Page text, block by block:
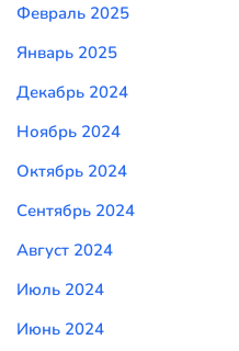
Февраль 2025
Январь 2025
Декабрь 2024
Ноябрь 2024
Октябрь 2024
Сентябрь 2024
Август 2024
Июль 2024
Июнь 2024